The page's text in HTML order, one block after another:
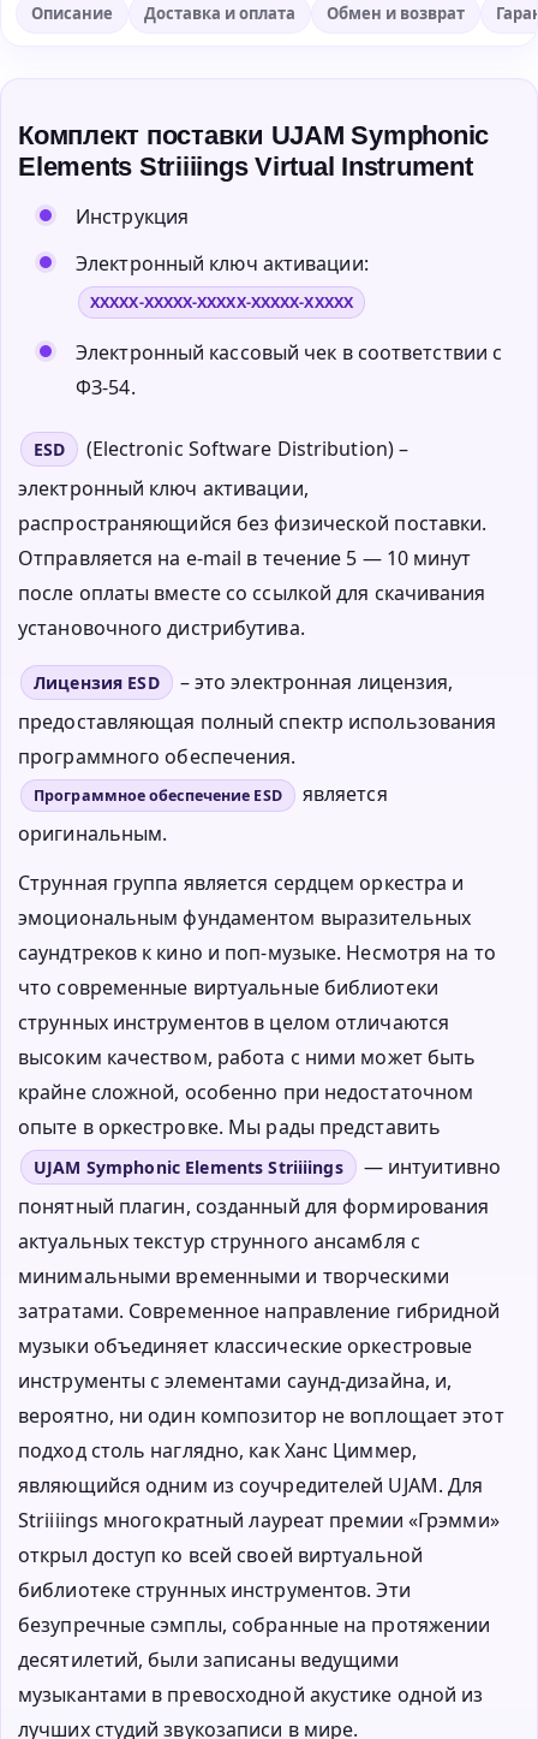
Описание Доставка и оплата Обмен и возврат
Комплект поставки UJAM Symphonic
Elements Striiiings Virtual Instrument
Инструкция
Электронный ключ активации:
XXXXX-XXXXX-XXXXX-XXXXX-XXXXX
Электронный кассовый чек в соответствии с
ФЗ-54.
ESD
(Electronic Software Distribution) –
электронный ключ активации,
распространяющийся без физической поставки.
Отправляется на e-mail в течение 5 — 10 минут
после оплаты вместе со ссылкой для скачивания
установочного дистрибутива.
Лицензия ESD
– это электронная лицензия,
предоставляющая полный спектр использования
программного обеспечения.
Программное обеспечение ESD
является
оригинальным.
Струнная группа является сердцем оркестра и
эмоциональным фундаментом выразительных
саундтреков к кино и поп-музыке. Несмотря на то
что современные виртуальные библиотеки
струнных инструментов в целом отличаются
высоким качеством, работа с ними может быть
крайне сложной, особенно при недостаточном
опыте в оркестровке. Мы рады представить
UJAM Symphonic Elements Striiiings
— интуитивно
понятный плагин, созданный для формирования
актуальных текстур струнного ансамбля с
минимальными временными и творческими
затратами. Современное направление гибридной
музыки объединяет классические оркестровые
инструменты с элементами саунд-дизайна, и,
вероятно, ни один композитор не воплощает этот
подход столь наглядно, как Ханс Циммер,
являющийся одним из соучредителей UJAM. Для
Striiiings многократный лауреат премии «Грэмми»
открыл доступ ко всей своей виртуальной
библиотеке струнных инструментов. Эти
безупречные сэмплы, собранные на протяжении
десятилетий, были записаны ведущими
музыкантами в превосходной акустике одной из
лучших студий звукозаписи в мире.